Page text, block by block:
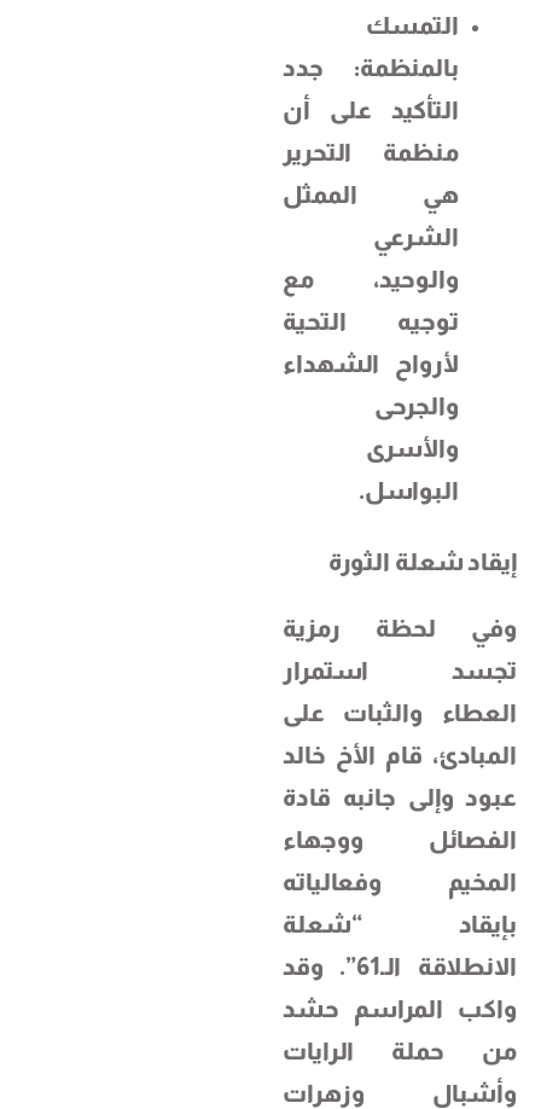
التمسك
بالمنظمة: جدد
التأكيد على أن
منظمة التحرير
هي الممثل
الشرعي
والوحيد، مع
توجيه التحية
لأرواح الشهداء
والجرحى
والأسرى
البواسل.
إيقاد شعلة الثورة
وفي لحظة رمزية
تجسد استمرار
العطاء والثبات على
المبادئ، قام الأخ خالد
عبود وإلى جانبه قادة
الفصائل ووجهاء
المخيم وفعالياته
بإيقاد “شعلة
الانطلاقة الـ61”. وقد
واكب المراسم حشد
من حملة الرايات
وأشبال وزهرات